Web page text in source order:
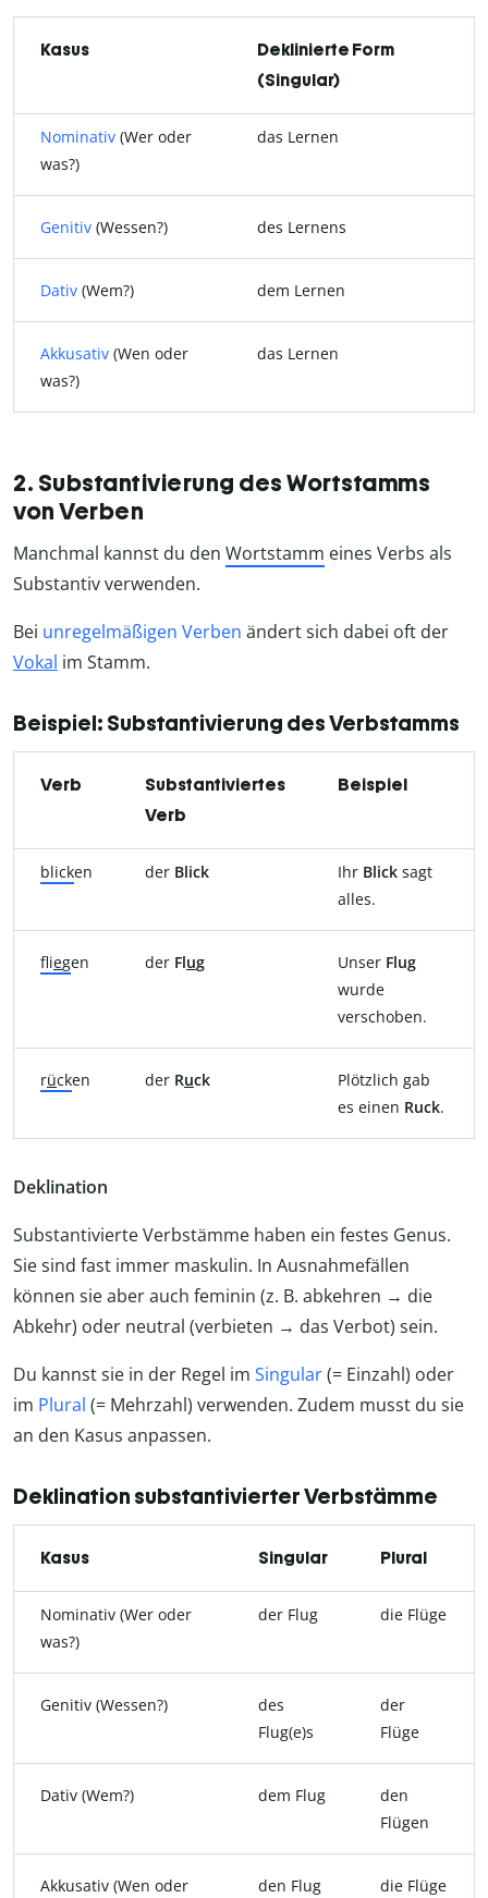
Kasus
Deklinierte Form
(Singular)
Nominativ (Wer oder
was?)
das Lernen
Genitiv (Wessen?) des Lernens
Dativ (Wem?) dem Lernen
Akkusativ (Wen oder
was?)
das Lernen
2. Substantivierung des Wortstamms
von Verben
Manchmal kannst du den Wortstamm eines Verbs als
Substantiv verwenden.
Bei unregelmäßigen Verben ändert sich dabei oft der
Vokal im Stamm.
Beispiel: Substantivierung des Verbstamms
Verb
Substantiviertes
Verb
Beispiel
blicken der Blick Ihr Blick sagt
alles.
fliegen der Flug Unser Flug
wurde
verschoben.
rücken der Ruck
Plötzlich gab
es einen Ruck.
Deklination
Substantivierte Verbstämme haben ein festes Genus.
Sie sind fast immer maskulin. In Ausnahmefällen
können sie aber auch feminin (z. B. abkehren → die
Abkehr) oder neutral (verbieten → das Verbot) sein.
Du kannst sie in der Regel im Singular(= Einzahl) oder
im Plural (= Mehrzahl) verwenden. Zudem musst du sie
an den Kasus anpassen.
Deklination substantivierter Verbstämme
Kasus Singular Plural
Nominativ (Wer oder
was?)
der Flug die Flüge
Genitiv (Wessen?)
des
Flug(e)s
der
Flüge
Dativ (Wem?) dem Flug
den
Flügen
Akkusativ (Wen oder
den Flug die Flüge